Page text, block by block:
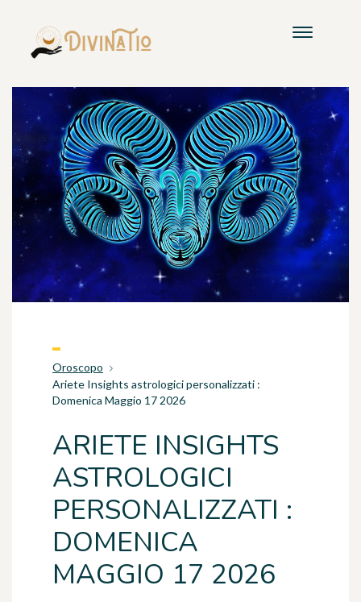
Oroscopo
Ariete Insights astrologici personalizzati :
Domenica Maggio 17 2026
ARIETE INSIGHTS
ASTROLOGICI
PERSONALIZZATI :
DOMENICA
MAGGIO 17 2026